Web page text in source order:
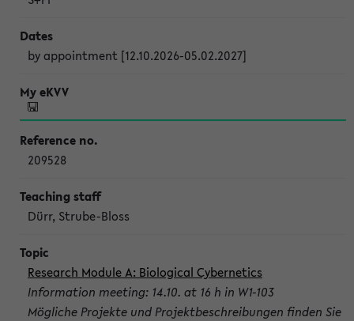
by appointment [12.10.2026-05.02.2027]
209528
Dürr, Strube-Bloss
Research Module A: Biological Cybernetics
Information meeting: 14.10. at 16 h in W1-103
Mögliche Projekte und Projektbeschreibungen finden Sie